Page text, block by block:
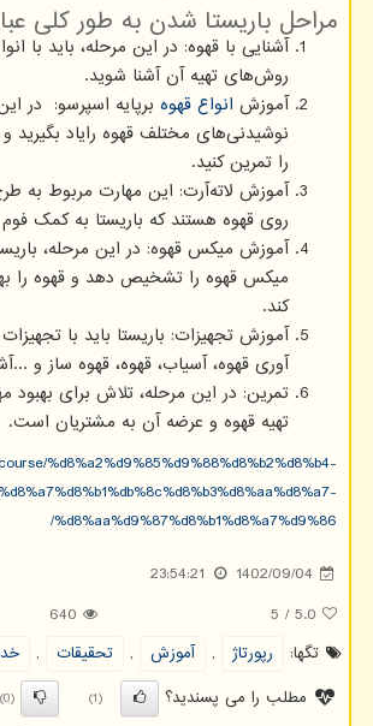
مراحل باریستا شدن به طور کلی
آشنایی با قهوه: در این مرحله، باید با
روش‌های تهیه آن آشنا شوید.
آموزش انواع قهوه برپایه اسپرسو: در
نوشیدنی‌های‌ مختلف قهوه رایاد بگیرید
را تمرین کنید.
آموزش لاته‌آرت: این مهارت مربوط به
روی قهوه هستند که باریستا به کمک
آموزش میکس قهوه: در این مرحله،
میکس قهوه را تشخیص دهد و قهوه را
کند.
آموزش تجهیزات: باریستا باید با
آوری قهوه، آسیاب، قهوه، قهوه ساز و ...
تمرین: در این مرحله، تلاش برای بهبود
تهیه قهوه و عرضه آن به مشتریان است.
%d8%a2%d9%85%d9%88%d8%b2%d8%b4-
%d8%aa%d9%87%d8%b1%d8%a7%d9%86/
1402/09/04
23:54:21
5.0
/
5
640
تگها:
رپورتاژ , آموزش , تحقیقات ,
مطلب را می پسندید؟
(1)
(0)